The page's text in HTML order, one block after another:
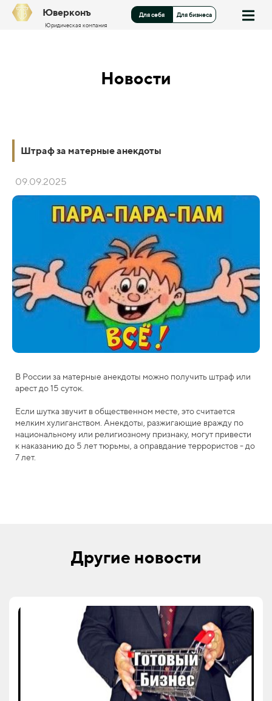
Юверконъ
Юридическая компания
Для себя Для бизнеса
Новости
Штраф за матерные анекдоты
09.09.2025
В России за матерные анекдоты можно получить штраф или
арест до 15 суток.
Если шутка звучит в общественном месте, это считается
мелким хулиганством. Анекдоты, разжигающие вражду по
национальному или религиозному признаку, могут привести
к наказанию до 5 лет тюрьмы, а оправдание террористов - до
7 лет.
Другие новости